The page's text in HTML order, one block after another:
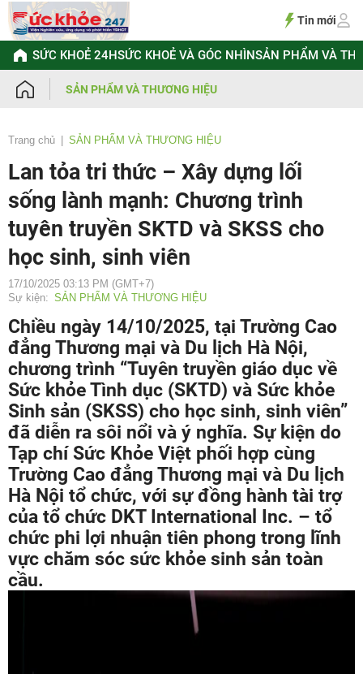
Chuyển
đến
nội
dung
Tin mới
SỨC KHOẺ 24HSỨC KHOẺ VÀ GÓC NHÌNSẢN PHẨM VÀ
SẢN PHẨM VÀ THƯƠNG HIỆU
Trang chủ SẢN PHẨM VÀ THƯƠNG HIỆU
Lan tỏa tri thức – Xây dựng lối
sống lành mạnh: Chương trình
tuyên truyền SKTD và SKSS cho
học sinh, sinh viên
17/10/2025 03:13 PM (GMT+7)
Sự kiện: SẢN PHẨM VÀ THƯƠNG HIỆU
Chiều ngày 14/10/2025, tại Trường Cao
đẳng Thương mại và Du lịch Hà Nội,
chương trình “Tuyên truyền giáo dục về
Sức khỏe Tình dục (SKTD) và Sức khỏe
Sinh sản (SKSS) cho học sinh, sinh viên”
đã diễn ra sôi nổi và ý nghĩa. Sự kiện do
Tạp chí Sức Khỏe Việt phối hợp cùng
Trường Cao đẳng Thương mại và Du lịch
Hà Nội tổ chức, với sự đồng hành tài trợ
của tổ chức DKT International Inc. – tổ
chức phi lợi nhuận tiên phong trong lĩnh
vực chăm sóc sức khỏe sinh sản toàn
cầu.